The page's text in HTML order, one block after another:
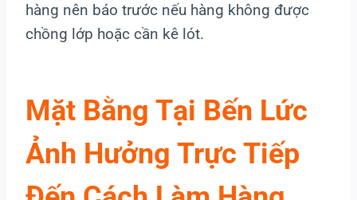
hàng nên báo trước nếu hàng không được
chồng lớp hoặc cần kê lót.
Mặt Bằng Tại Bến Lức
Ảnh Hưởng Trực Tiếp